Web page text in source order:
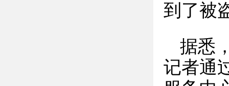
到了被
据悉
记者通